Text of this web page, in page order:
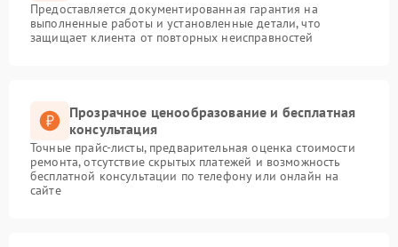
Предоставляется документированная гарантия на
выполненные работы и установленные детали, что
защищает клиента от повторных неисправностей
Прозрачное ценообразование и бесплатная
консультация
Точные прайс-листы, предварительная оценка стоимости
ремонта, отсутствие скрытых платежей и возможность
бесплатной консультации по телефону или онлайн на
сайте